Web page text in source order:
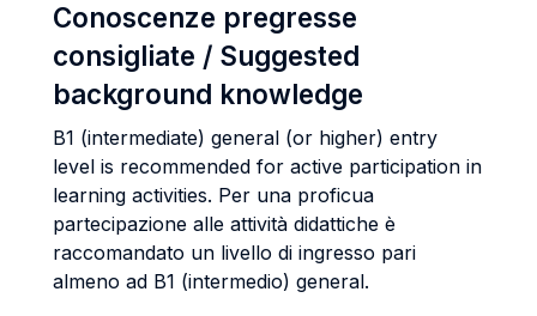
Conoscenze pregresse
consigliate / Suggested
background knowledge
B1 (intermediate) general (or higher) entry
level is recommended for active participation in
learning activities. Per una proficua
partecipazione alle attività didattiche è
raccomandato un livello di ingresso pari
almeno ad B1 (intermedio) general.